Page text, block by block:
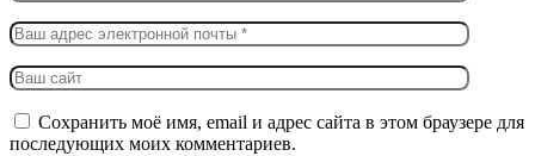
Сохранить моё имя, email и адрес сайта в этом браузере для
последующих моих комментариев.